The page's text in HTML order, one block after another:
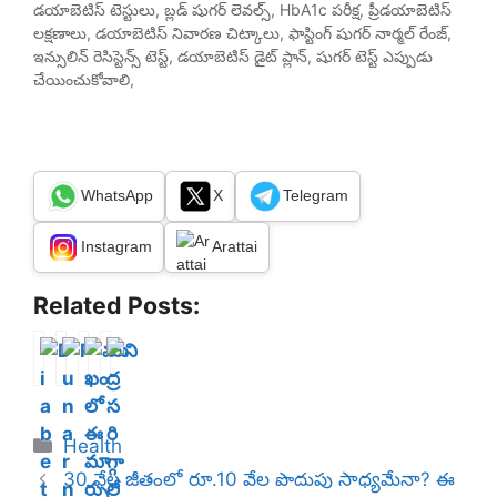
డయాబెటిస్ టెస్టులు, బ్లడ్ షుగర్ లెవల్స్, HbA1c పరీక్ష, ప్రీడయాబెటిస్
లక్షణాలు, డయాబెటిస్ నివారణ చిట్కాలు, ఫాస్టింగ్ షుగర్ నార్మల్ రేంజ్,
ఇన్సులిన్ రెసిస్టెన్స్ టెస్ట్, డయాబెటిస్ డైట్ ప్లాన్, షుగర్ టెస్ట్ ఎప్పుడు
చేయించుకోవాలి,
WhatsApp X Telegram
Instagram Arattai
Related Posts:
D
i
a
b
e
t
P
u
n
a
r
n
ము
ఖం
లో
ఈ
మా
ర్పు
ని
ద్ర
లే
మి
తో
బా
Categories
Health
30 వేల జీతంలో రూ.10 వేల పొదుపు సాధ్యమేనా? ఈ